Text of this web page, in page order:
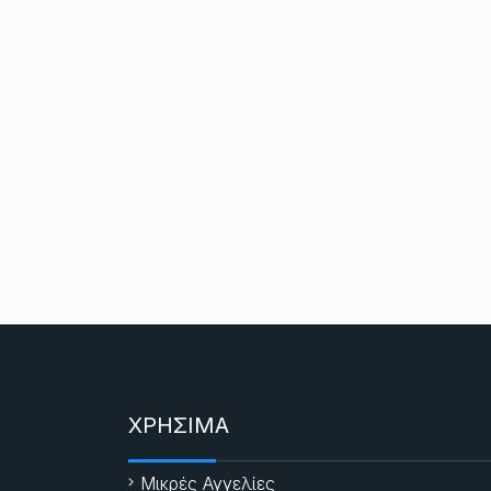
ΧΡΗΣΙΜΑ
Μικρές Αγγελίες